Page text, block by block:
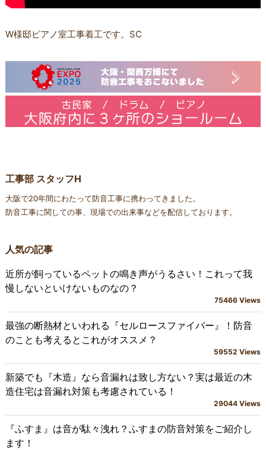
W様邸ピアノ室工事着工です。SC
工事部 スタッフH
大阪で20年間にわたって防音工事に携わってきました。
防音工事に関しての事、現場での出来事などを配信しております。
人気の記事
近所が飼っているペットの鳴き声がうるさい！これって我
慢しないといけないものなの？
75466 Views
最強の断熱材といわれる『セルロースファイバー』！防音
のことも考えるとこれがオススメ？
59552 Views
新築でも『木造』なら音漏れは致し方ない？実は最近の木
造住宅は音漏れ対策も考慮されている！
29044 Views
『ふすま』は音が駄々洩れ？ふすまの防音対策をご紹介し
ます！